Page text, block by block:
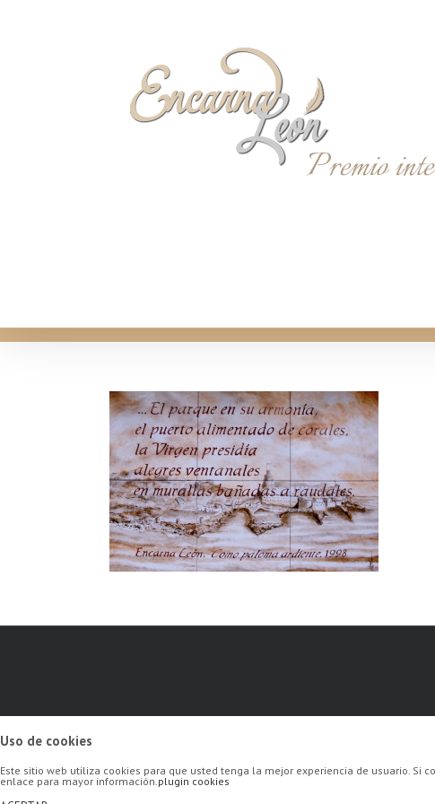
Uso de cookies
Este sitio web utiliza cookies para que usted tenga la mejor experiencia de usuario.
enlace para mayor información. plugin cookies